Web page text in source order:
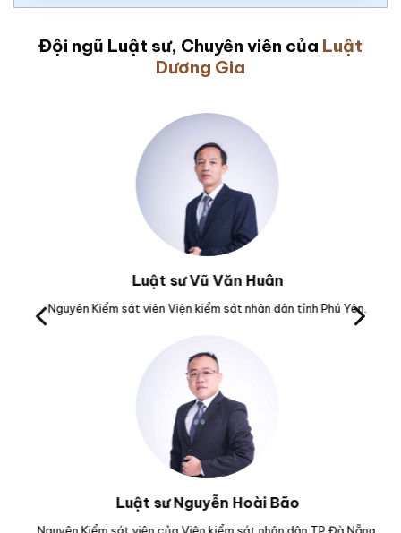
Đội ngũ Luật sư, Chuyên viên của Luật
Dương Gia
Luật sư Vũ Văn Huân
Nguyên Kiểm sát viên Viện kiểm sát nhân dân tỉnh Phú Yên.
Luật sư Nguyễn Hoài Bão